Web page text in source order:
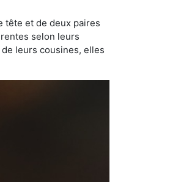
tête et de deux paires
selon leurs
leurs cousines, elles